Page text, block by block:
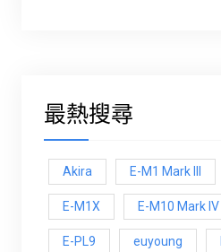
最熱搜尋
Akira E-M1 Mark III
E-M1X E-M10 Mark IV
E-PL9 euyoung